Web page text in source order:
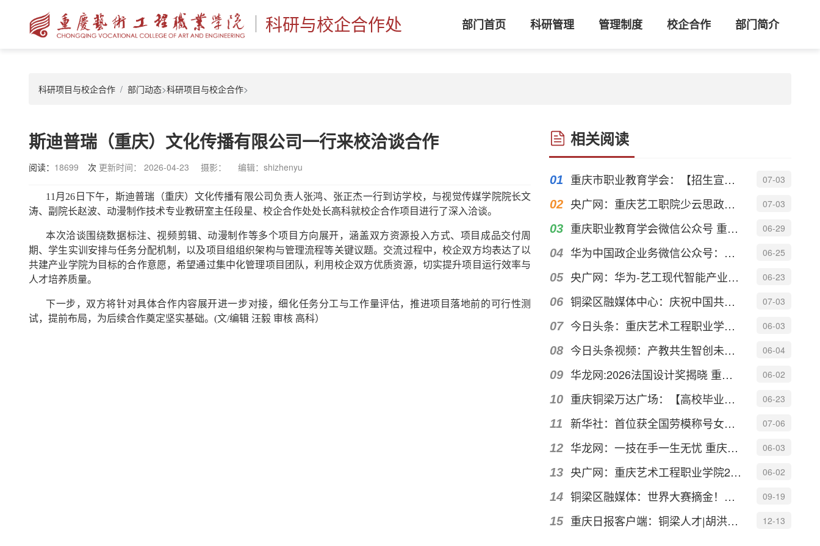
科研与校企合作处 部门首页 科研管理 管理制度 校企合作 部门简介
科研项目与校企合作 部门动态>科研项目与校企合作>
斯迪普瑞（重庆）文化传播有限公司一行来校洽谈合作
阅读： 18699 次 更新时间： 2026-04-23 摄影： 编辑：shizhenyu
11月26日下午，斯迪普瑞（重庆）文化传播有限公司负责人张鸿、张正杰一行到访学校，与视觉传媒学院院长文
涛、副院长赵波、动漫制作技术专业教研室主任段星、校企合作处处长高科就校企合作项目进行了深入洽谈。
本次洽谈围绕数据标注、视频剪辑、动漫制作等多个项目方向展开，涵盖双方资源投入方式、项目成品交付周
期、学生实训安排与任务分配机制，以及项目组组织架构与管理流程等关键议题。交流过程中，校企双方均表达了以
共建产业学院为目标的合作意愿，希望通过集中化管理项目团队，利用校企双方优质资源，切实提升项目运行效率与
人才培养质量。
下一步，双方将针对具体合作内容展开进一步对接，细化任务分工与工作量评估，推进项目落地前的可行性测
试，提前布局，为后续合作奠定坚实基础。 (文/编辑 汪毅 审核 高科）
相关阅读
重庆市职业教育学会：【招生宣传季】重庆艺术工程职业学院 07-03
央广网：重庆艺工职院少云思政汇演“声”入人心 07-03
重庆职业教育学会微信公众号 重庆艺术工程职业学院“三把钥匙”开... 06-29
华为中国政企业务微信公众号：科创赋能 产教协同 | 重庆艺术工程... 06-25
央广网：华为-艺工现代智能产业学院赋能数字人才培养 06-23
铜梁区融媒体中心：庆祝中国共产党成立105周年｜重庆艺术工程职业学... 07-03
今日头条：重庆艺术工程职业学院启动2026年产教融合活动月 06-03
今日头条视频：产教共生智创未来——重庆艺术工程职业学院2026年产... 06-04
华龙网:2026法国设计奖揭晓 重庆建筑设计摘得一金一银 06-02
重庆铜梁万达广场：【高校毕业展】以“境生万象”之名，见证青年设... 06-23
新华社：首位获全国劳模称号女外卖员 “95后”姑娘廖泽萌的“飞驰人生 07-06
华龙网：一技在手一生无忧 重庆艺术工程职业学院艺术教育学院职业... 06-03
央广网：重庆艺术工程职业学院2026产教融合活动月启动 06-02
铜梁区融媒体：世界大赛摘金！重庆艺术工程职业学院载誉归来首秀惊艳 09-19
重庆日报客户端：铜梁人才|胡洪：用巧手裁剪时尚把热爱变成事业 12-13